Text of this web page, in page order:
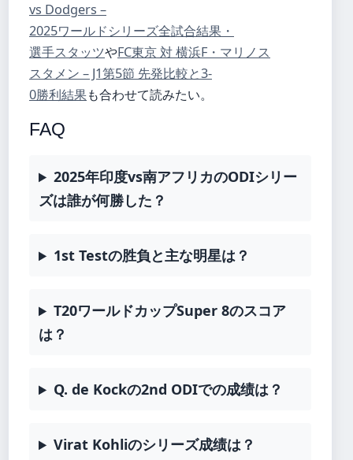
vs Dodgers –
2025ワールドシリーズ全試合結果・
選手スタッツやFC東京 対 横浜F・マリノス
スタメン – J1第5節 先発比較と3-
0勝利結果も合わせて読みたい。
FAQ
2025年印度vs南アフリカのODIシリー
ズは誰が何勝した？
1st Testの胜負と主な明星は？
T20ワールドカップSuper 8のスコア
は？
Q. de Kockの2nd ODIでの成绩は？
Virat Kohliのシリーズ成绩は？